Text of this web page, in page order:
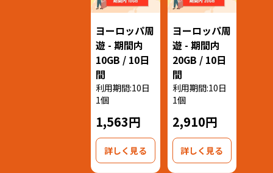
ヨーロッパ周
遊 - 期間内
10GB / 10日
間
利用期間:10日
1個
1,563円
詳しく見る
ヨーロッパ周
遊 - 期間内
20GB / 10日
間
利用期間:10日
1個
2,910円
詳しく見る